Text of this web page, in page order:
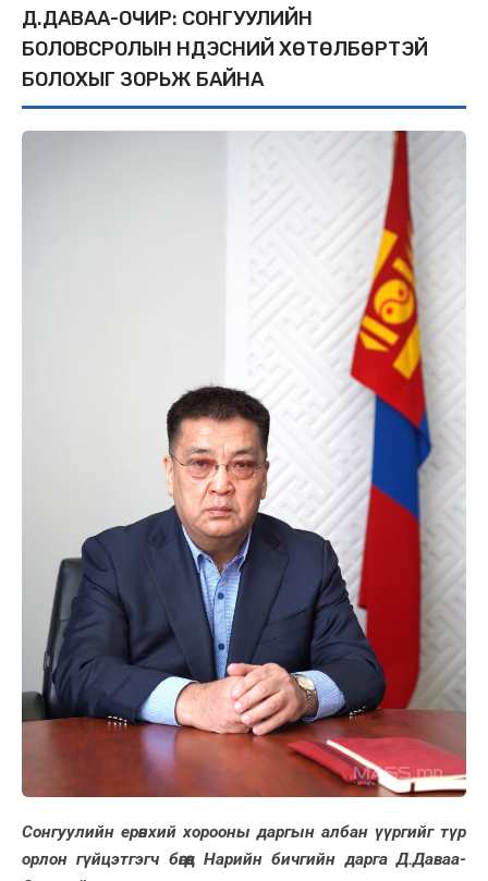
Д.ДАВАА-ОЧИР: СОНГУУЛИЙН
БОЛОВСРОЛЫН ҮНДЭСНИЙ ХӨТӨЛБӨРТЭЙ
БОЛОХЫГ ЗОРЬЖ БАЙНА
Сонгуулийн ерөнхий хорооны даргын албан үүргийг түр
орлон гүйцэтгэгч бөгөөд Нарийн бичгийн дарга Д.Даваа-